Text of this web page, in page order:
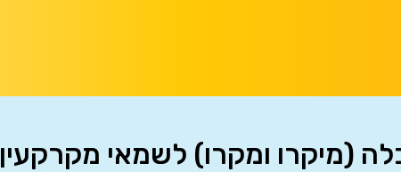
(מיקרו ומקרו) לשמאי מקרקעין